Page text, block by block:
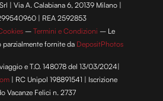
| Via A. Calabiana 6, 20139 Milano |
| REA 2592853
–Termini e Condizioni – Le
fornite da DepositPhotos
e T.O. 148078 del 13/03/2024|
| RC Unipol 198891541 | Iscrizione
Vacanze Felici n. 2737